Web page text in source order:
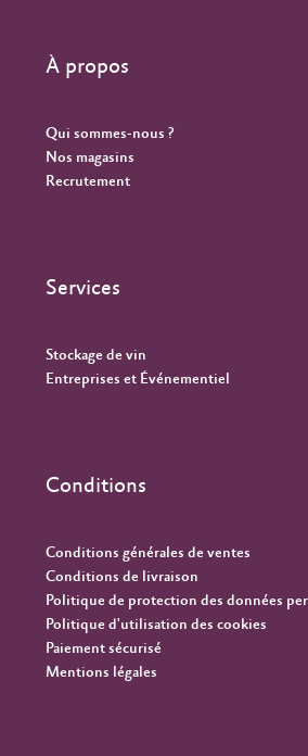
À propos
Qui sommes-nous ?
Nos magasins
Recrutement
Services
Stockage de vin
Entreprises et Événementiel
Conditions
Conditions générales de ventes
Conditions de livraison
Politique de protection des données
Politique d'utilisation des cookies
Paiement sécurisé
Mentions légales